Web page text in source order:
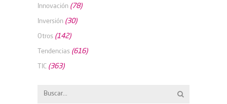
Innovación (78)
Inversión (30)
Otros (142)
Tendencias (616)
TIC (363)